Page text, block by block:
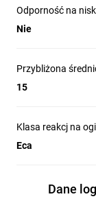
Odporność na
Nie
Przybliżona
15
Klasa reakcj na
Eca
Dane